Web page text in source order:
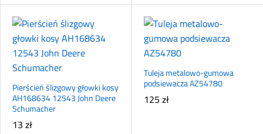
Pierścień ślizgowy głowki kosy
AH168634 12543 John Deere
Schumacher
13zł
Tuleja metalowo-gumowa
podsiewacza AZ54780
125zł